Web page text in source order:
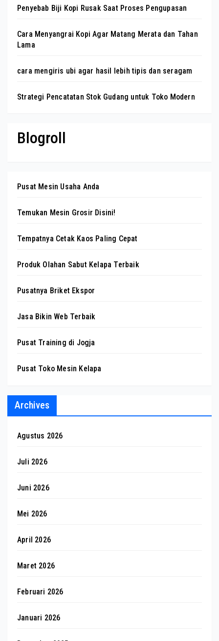
Penyebab Biji Kopi Rusak Saat Proses Pengupasan
Cara Menyangrai Kopi Agar Matang Merata dan Tahan
Lama
cara mengiris ubi agar hasil lebih tipis dan seragam
Strategi Pencatatan Stok Gudang untuk Toko Modern
Blogroll
Pusat Mesin Usaha Anda
Temukan Mesin Grosir Disini!
Tempatnya Cetak Kaos Paling Cepat
Produk Olahan Sabut Kelapa Terbaik
Pusatnya Briket Ekspor
Jasa Bikin Web Terbaik
Pusat Training di Jogja
Pusat Toko Mesin Kelapa
Archives
Agustus 2026
Juli 2026
Juni 2026
Mei 2026
April 2026
Maret 2026
Februari 2026
Januari 2026